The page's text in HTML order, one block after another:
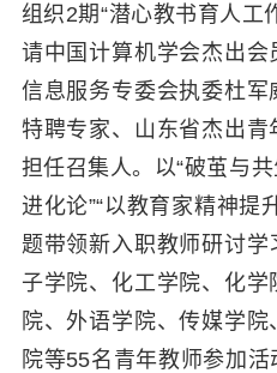
组织2期“潜心教书育人工
请中国计算机学会杰出
信息服务专委会执委杜
特聘专家、山东省杰出
担任召集人。以“破茧与
进化论”“以教育家精神提
题带领新入职教师研讨
子学院、化工学院、化
院、外语学院、传媒学
院等55名青年教师参加